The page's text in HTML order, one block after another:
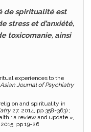
de spiritualité est
stress et d’anxiété,
toxicomanie, ainsi
experiences to the
Asian Journal of Psychiatry
and spirituality in
27, 2014, pp 358-363) ;
: a review and update »,
pp 19-26